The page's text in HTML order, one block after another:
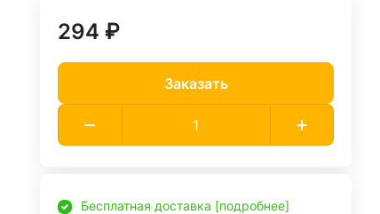
294 ₽
Заказать
Бесплатная доставка [подробнее]